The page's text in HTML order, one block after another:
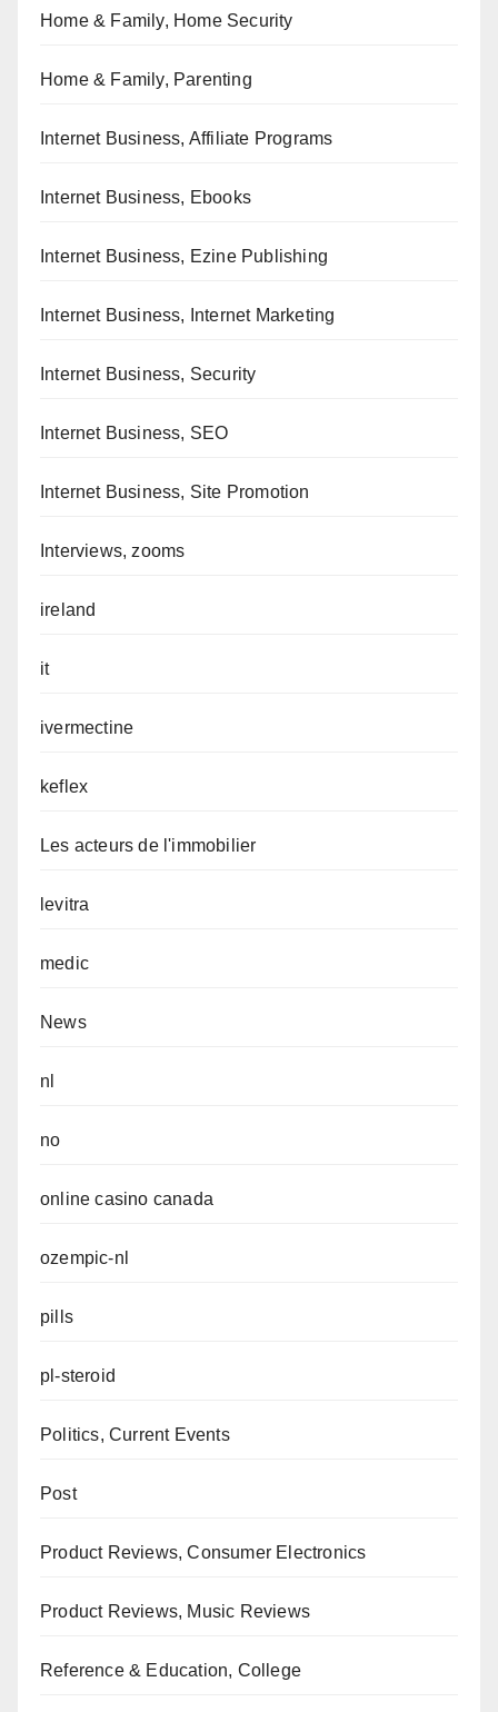
Home & Family, Home Security
Home & Family, Parenting
Internet Business, Affiliate Programs
Internet Business, Ebooks
Internet Business, Ezine Publishing
Internet Business, Internet Marketing
Internet Business, Security
Internet Business, SEO
Internet Business, Site Promotion
Interviews, zooms
ireland
it
ivermectine
keflex
Les acteurs de l'immobilier
levitra
medic
News
nl
no
online casino canada
ozempic-nl
pills
pl-steroid
Politics, Current Events
Post
Product Reviews, Consumer Electronics
Product Reviews, Music Reviews
Reference & Education, College